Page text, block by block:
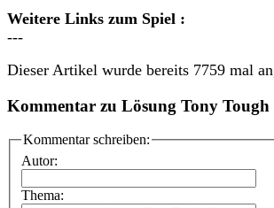
Weitere Links zum Spiel :
---
Dieser Artikel wurde bereits 7759 mal
Kommentar zu Lösung Tony Tough
Kommentar schreiben:
Autor:
Thema: